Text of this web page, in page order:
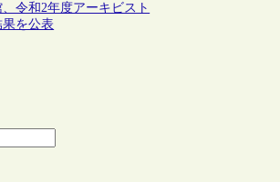
令和2年度アーキビスト
を公表